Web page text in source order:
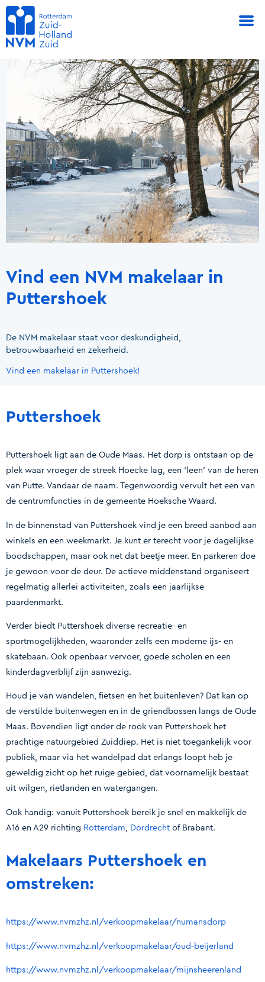
Vind een NVM makelaar in
Puttershoek
De NVM makelaar staat voor deskundigheid,
betrouwbaarheid en zekerheid.
Vind een makelaar in Puttershoek!
Puttershoek
Puttershoek ligt aan de Oude Maas. Het dorp is ontstaan op de
plek waar vroeger de streek Hoecke lag, een ‘leen’ van de heren
van Putte. Vandaar de naam. Tegenwoordig vervult het een van
de centrumfuncties in de gemeente Hoeksche Waard.
In de binnenstad van Puttershoek vind je een breed aanbod aan
winkels en een weekmarkt. Je kunt er terecht voor je dagelijkse
boodschappen, maar ook net dat beetje meer. En parkeren doe
je gewoon voor de deur. De actieve middenstand organiseert
regelmatig allerlei activiteiten, zoals een jaarlijkse
paardenmarkt.
Verder biedt Puttershoek diverse recreatie- en
sportmogelijkheden, waaronder zelfs een moderne ijs- en
skatebaan. Ook openbaar vervoer, goede scholen en een
kinderdagverblijf zijn aanwezig.
Houd je van wandelen, fietsen en het buitenleven? Dat kan op
de verstilde buitenwegen en in de griendbossen langs de Oude
Maas. Bovendien ligt onder de rook van Puttershoek het
prachtige natuurgebied Zuiddiep. Het is niet toegankelijk voor
publiek, maar via het wandelpad dat erlangs loopt heb je
geweldig zicht op het ruige gebied, dat voornamelijk bestaat
uit wilgen, rietlanden en watergangen.
Ook handig: vanuit Puttershoek bereik je snel en makkelijk de
A16 en A29 richting Rotterdam Dordrecht of Brabant.
Makelaars Puttershoek en
omstreken:
https://www.nvmzhz.nl/verkoopmakelaar/numansdorp
https://www.nvmzhz.nl/verkoopmakelaar/oud-beijerland
https://www.nvmzhz.nl/verkoopmakelaar/mijnsheerenland